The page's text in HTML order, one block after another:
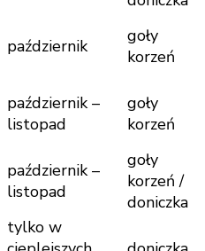
październik
goły
korzeń
październik –
listopad
goły
korzeń
październik –
listopad
goły
korzeń /
doniczka
tylko w